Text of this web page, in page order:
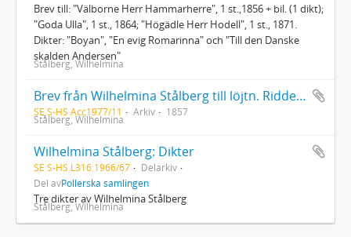
Brev till: "Välborne Herr Hammarherre", 1 st.,1856 + bil. (1 dikt);
"Goda Ulla", 1 st., 1864; "Högädle Herr Hodell", 1 st., 1871.
Dikter: "Boyan", "En evig Romarinna" och "Till den Danske
skalden Andersen"
Stålberg, Wilhelmina
Brev från Wilhelmina Stålberg till löjtn. Ridderstad 1857
SE S-HS Acc1977/11 Arkiv 1857
Stålberg, Wilhelmina
Wilhelmina Stålberg: Dikter
SE S-HS L316:1966/67
Delarkiv
Del avPollerska samlingen
Tre dikter av Wilhelmina Stålberg
Stålberg, Wilhelmina